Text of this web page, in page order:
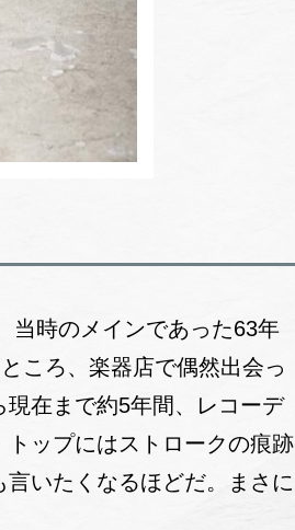
当時のメインであった63年
ころ、楽器店で偶然出会っ
在まで約5年間、レコーデ
ップにはストロークの痕跡
いたくなるほどだ。まさに